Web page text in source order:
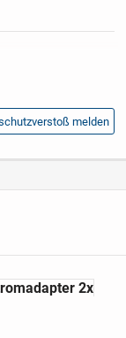
2x
melden